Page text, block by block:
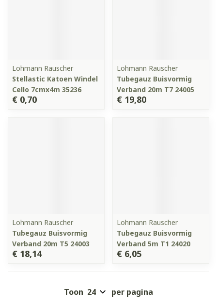
Lohmann Rauscher
Stellastic Katoen Windel
Cello 7cmx4m 35236
€ 0,70
Lohmann Rauscher
Tubegauz Buisvormig
Verband 20m T7 24005
€ 19,80
Lohmann Rauscher
Tubegauz Buisvormig
Verband 20m T5 24003
€ 18,14
Lohmann Rauscher
Tubegauz Buisvormig
Verband 5m T1 24020
€ 6,05
Toon per pagina